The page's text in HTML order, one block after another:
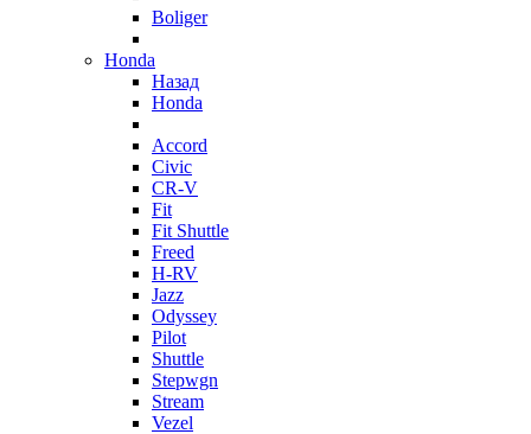
Boliger
Honda
Назад
Honda
Accord
Civic
CR-V
Fit
Fit Shuttle
Freed
H-RV
Jazz
Odyssey
Pilot
Shuttle
Stepwgn
Stream
Vezel